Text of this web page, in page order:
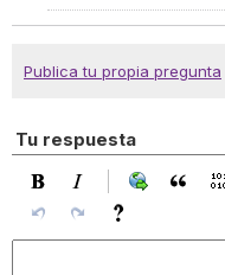
Publica tu propia pregunta
Tu respuesta